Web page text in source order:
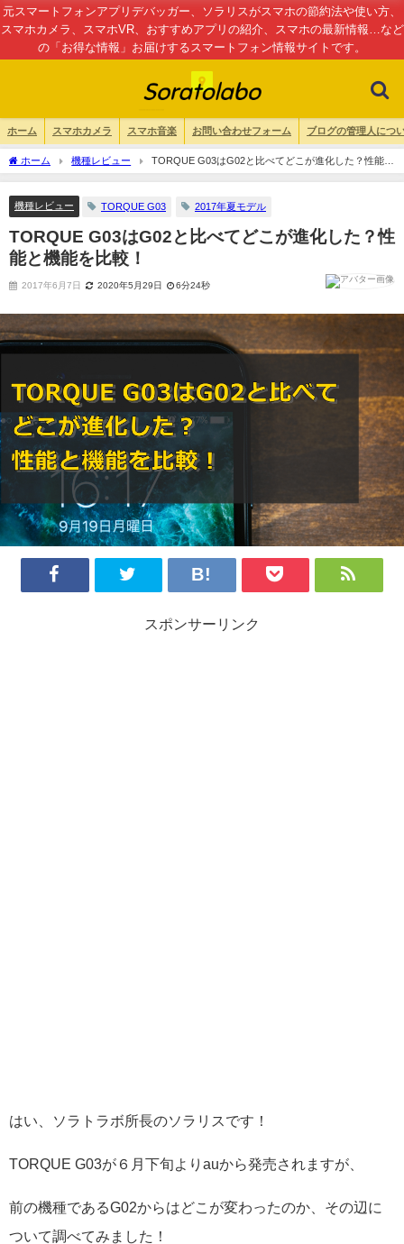
元スマートフォンアプリデバッガー、ソラリスがスマホの節約法や使い方、
スマホカメラ、スマホVR、おすすめアプリの紹介、スマホの最新情報…など
の「お得な情報」お届けするスマートフォン情報サイトです。
ホーム スマホカメラ スマホ音楽 お問い合わせフォーム ブログの管理人につ
ホーム 機種レビュー
TORQUE G03はG02と比べてどこが進化した？性能と
機能を比較！
機種レビュー TORQUE G03 2017年夏モデル
TORQUE G03はG02と比べてどこが進化した？性
能と機能を比較！
2017年6月7日 2020年5月29日 6分24秒
スポンサーリンク
はい、ソラトラボ所長のソラリスです！
TORQUE G03が６月下旬よりauから発売されますが、
前の機種であるG02からはどこが変わったのか、その辺に
ついて調べてみました！